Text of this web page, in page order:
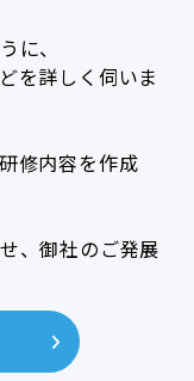
に、
を詳しく伺いま
修内容を作成
、御社のご発展